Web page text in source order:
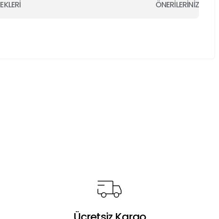
ÖNERİLERİNİZ